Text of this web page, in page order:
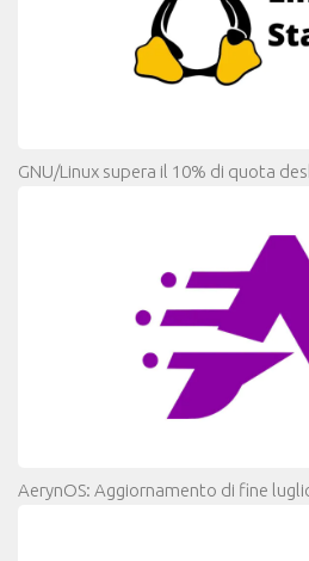
GNU/Linux supera il 10% di quota
AerynOS: Aggiornamento di fine